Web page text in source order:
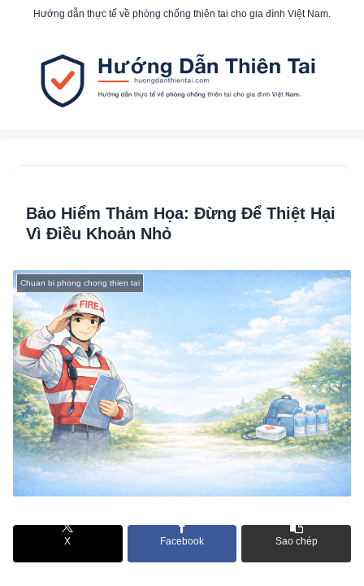
Hướng dẫn thực tế về phòng chống thiên tai cho gia đình Việt Nam.
Bảo Hiểm Thảm Họa: Đừng Để Thiệt Hại
Vì Điều Khoản Nhỏ
Chuan bi phong chong thien tai
X Facebook Sao chép